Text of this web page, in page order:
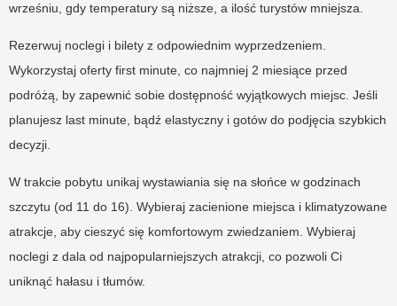
wrześniu, gdy temperatury są niższe, a ilość turystów mniejsza.
Rezerwuj noclegi i bilety z odpowiednim wyprzedzeniem.
Wykorzystaj oferty first minute, co najmniej 2 miesiące przed
podróżą, by zapewnić sobie dostępność wyjątkowych miejsc. Jeśli
planujesz last minute, bądź elastyczny i gotów do podjęcia szybkich
decyzji.
W trakcie pobytu unikaj wystawiania się na słońce w godzinach
szczytu (od 11 do 16). Wybieraj zacienione miejsca i klimatyzowane
atrakcje, aby cieszyć się komfortowym zwiedzaniem. Wybieraj
noclegi z dala od najpopularniejszych atrakcji, co pozwoli Ci
uniknąć hałasu i tłumów.